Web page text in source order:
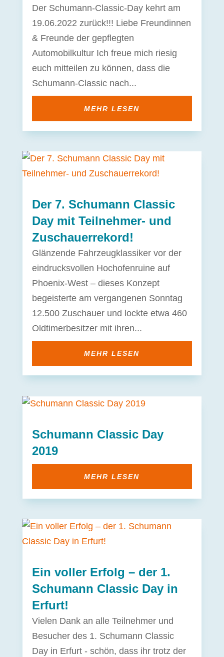
Der Schumann-Classic-Day kehrt am
19.06.2022 zurück!!! Liebe Freundinnen
& Freunde der gepflegten
Automobilkultur Ich freue mich riesig
euch mitteilen zu können, dass die
Schumann-Classic nach...
MEHR LESEN
Der 7. Schumann Classic
Day mit Teilnehmer- und
Zuschauerrekord!
Glänzende Fahrzeugklassiker vor der
eindrucksvollen Hochofenruine auf
Phoenix-West – dieses Konzept
begeisterte am vergangenen Sonntag
12.500 Zuschauer und lockte etwa 460
Oldtimerbesitzer mit ihren...
MEHR LESEN
Schumann Classic Day
2019
MEHR LESEN
Ein voller Erfolg – der 1.
Schumann Classic Day in
Erfurt!
Vielen Dank an alle Teilnehmer und
Besucher des 1. Schumann Classic
Day in Erfurt - schön, dass ihr trotz der